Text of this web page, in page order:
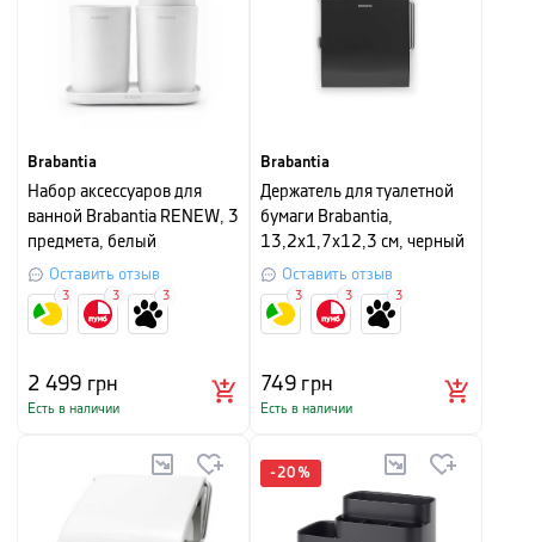
Brabantia
Набор аксессуаров для
ванной Brabantia RENEW, 3
предмета, белый
Оставить отзыв
2 499 грн
Есть в наличии
3 3 3
Brabantia
Держатель для туалетной
бумаги Brabantia,
13,2х1,7х12,3 см, черный
Оставить отзыв
749грн
Есть в наличии
3 3 3
-20 %